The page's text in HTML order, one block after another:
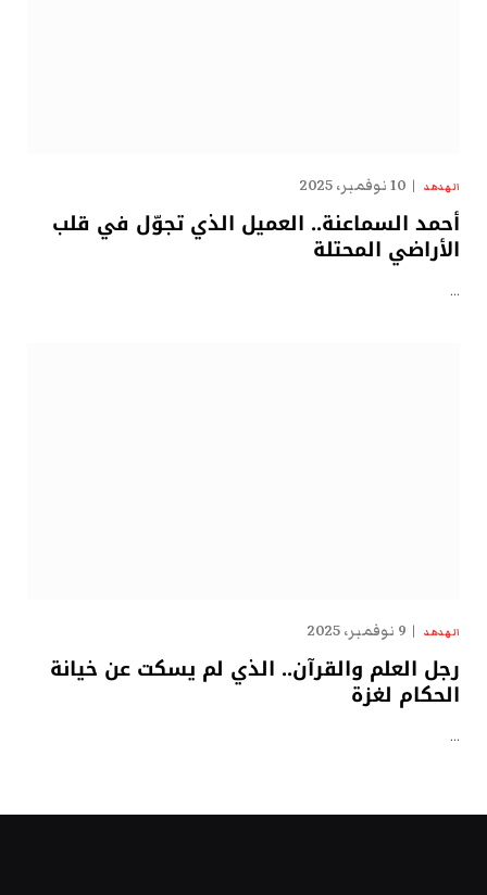
الهدهد 10 نوفمبر، 2025
أحمد السماعنة.. العميل الذي تجوّل في قلب
الأراضي المحتلة
…
الهدهد 9 نوفمبر، 2025
رجل العلم والقرآن.. الذي لم يسكت عن خيانة
الحكام لغزة
…